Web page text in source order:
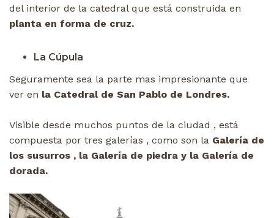
del interior de la catedral que está construida en
planta en forma de cruz.
La Cúpula
Seguramente sea la parte mas impresionante que
ver en la Catedral de San Pablo de Londres.
Visible desde muchos puntos de la ciudad , está
compuesta por tres galerías , como son la Galería de
los susurros , la Galería de piedra y la Galería de
dorada.